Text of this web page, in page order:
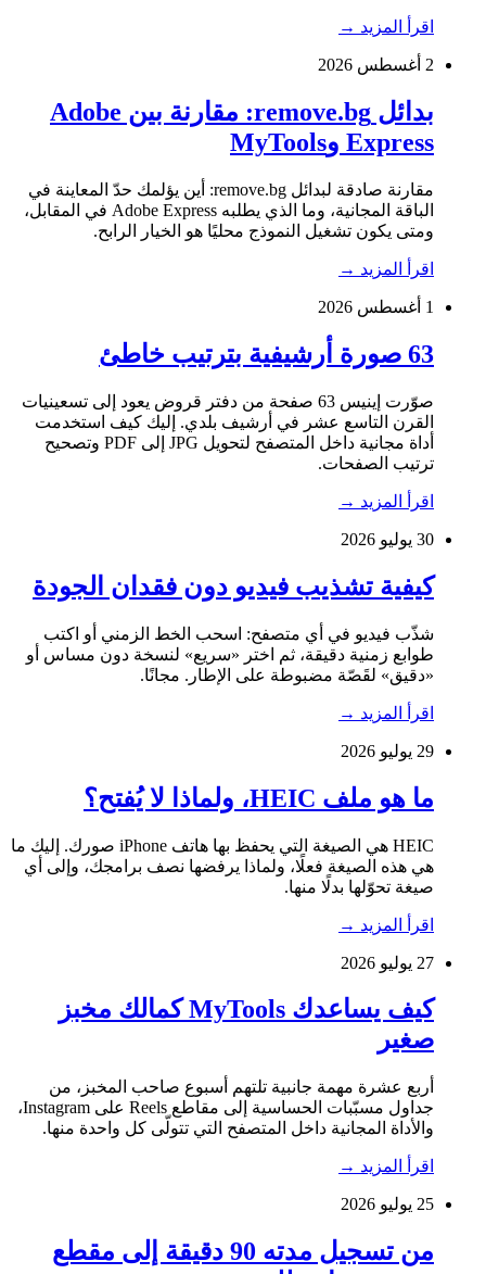
اقرأ المزيد →
2 أغسطس 2026
بدائل remove.bg: مقارنة بين Adobe
Express وMyTools
مقارنة صادقة لبدائل remove.bg: أين يؤلمك حدّ المعاينة في
الباقة المجانية، وما الذي يطلبه Adobe Express في المقابل،
ومتى يكون تشغيل النموذج محليًا هو الخيار الرابح.
اقرأ المزيد →
1 أغسطس 2026
63 صورة أرشيفية بترتيب خاطئ
صوّرت إينيس 63 صفحة من دفتر قروض يعود إلى تسعينيات
القرن التاسع عشر في أرشيف بلدي. إليك كيف استخدمت
أداة مجانية داخل المتصفح لتحويل JPG إلى PDF وتصحيح
ترتيب الصفحات.
اقرأ المزيد →
30 يوليو 2026
كيفية تشذيب فيديو دون فقدان الجودة
شذّب فيديو في أي متصفح: اسحب الخط الزمني أو اكتب
طوابع زمنية دقيقة، ثم اختر «سريع» لنسخة دون مساس أو
«دقيق» لقَصّة مضبوطة على الإطار. مجانًا.
اقرأ المزيد →
29 يوليو 2026
ما هو ملف HEIC، ولماذا لا يُفتح؟
HEIC هي الصيغة التي يحفظ بها هاتف iPhone صورك. إليك ما
هي هذه الصيغة فعلًا، ولماذا يرفضها نصف برامجك، وإلى أي
صيغة تحوّلها بدلًا منها.
اقرأ المزيد →
27 يوليو 2026
كيف يساعدك MyTools كمالك مخبز
صغير
أربع عشرة مهمة جانبية تلتهم أسبوع صاحب المخبز، من
جداول مسبّبات الحساسية إلى مقاطع Reels على Instagram،
والأداة المجانية داخل المتصفح التي تتولّى كل واحدة منها.
اقرأ المزيد →
25 يوليو 2026
من تسجيل مدته 90 دقيقة إلى مقطع